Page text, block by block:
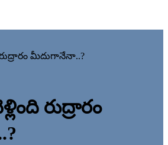
మీదుగానేనా..?
రుద్రారం